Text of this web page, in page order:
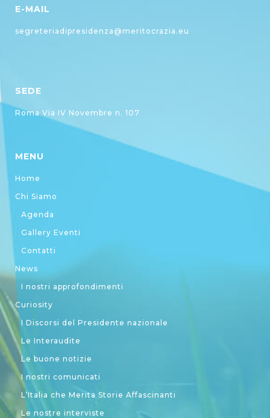
E-MAIL
segreteriadipresidenza@meritocrazia.eu
SEDE
Roma Via IV Novembre n. 107
MENU
Home
Chi Siamo
Agenda
Gallery Eventi
Contatti
News
I nostri approfondimenti
Curiosity
I Discorsi del Presidente nazionale
Le Interaudite
Le buone notizie
I nostri comunicati
L’Italia che Merita Storie Affascinanti
Le nostre interviste